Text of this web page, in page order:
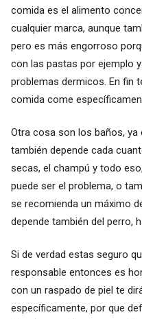
comida es el alimento
cualquier marca, aunque
pero es más engorroso
con las pastas por ejemplo
problemas dermicos. En fin
comida come
Otra cosa son los baños, ya
también depende cada
secas, el champú y todo
puede ser el problema, o
se recomienda un máximo
depende también del perro,
Si de verdad estas seguro
responsable entonces es
con un raspado de piel te
específicamente, por que